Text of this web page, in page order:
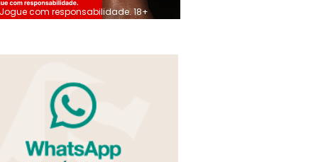
Jogue com responsabilidade. 18+